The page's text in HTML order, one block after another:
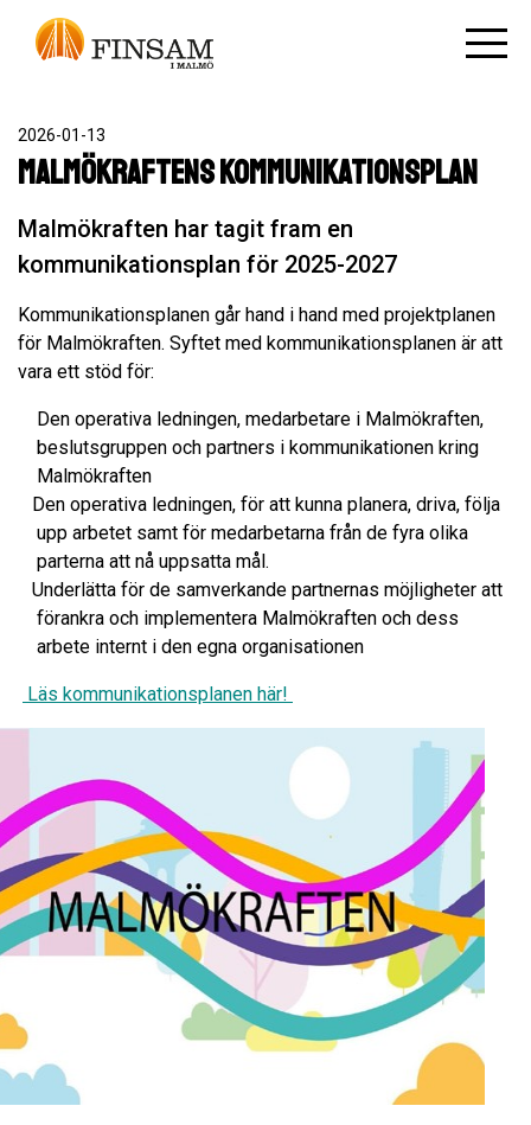
2026-01-13
Malmökraftens kommunikationsplan
Malmökraften har tagit fram en
kommunikationsplan för 2025-2027
Kommunikationsplanen går hand i hand med projektplanen
för Malmökraften. Syftet med kommunikationsplanen är att
vara ett stöd för:
Den operativa ledningen, medarbetare i Malmökraften,
beslutsgruppen och partners i kommunikationen kring
Malmökraften
Den operativa ledningen, för att kunna planera, driva, följa
upp arbetet samt för medarbetarna från de fyra olika
parterna att nå uppsatta mål.
Underlätta för de samverkande partnernas möjligheter att
förankra och implementera Malmökraften och dess
arbete internt i den egna organisationen
Läs kommunikationsplanen här!